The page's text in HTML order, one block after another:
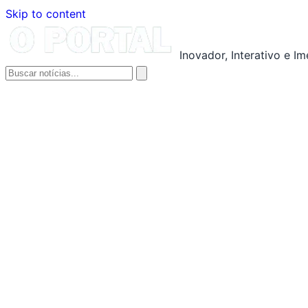
Skip to content
Inovador, Interativo e